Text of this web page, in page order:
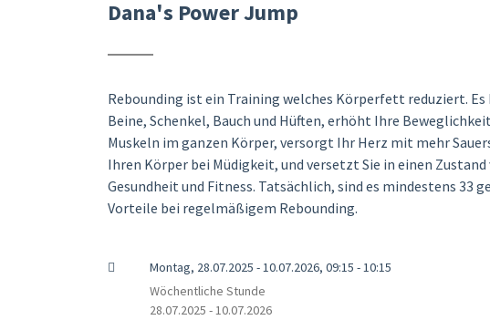
Dana's Power Jump
Rebounding ist ein Training welches Körperfett reduziert.
Beine, Schenkel, Bauch und Hüften, erhöht Ihre
Muskeln im ganzen Körper, versorgt Ihr Herz mit mehr
Ihren Körper bei Müdigkeit, und versetzt Sie in einen Zustand
Gesundheit und Fitness. Tatsächlich, sind es mindestens 33
Vorteile bei regelmäßigem Rebounding.
Montag, 28.07.2025 - 10.07.2026, 09:15 - 10:15
Wöchentliche Stunde
28.07.2025 - 10.07.2026